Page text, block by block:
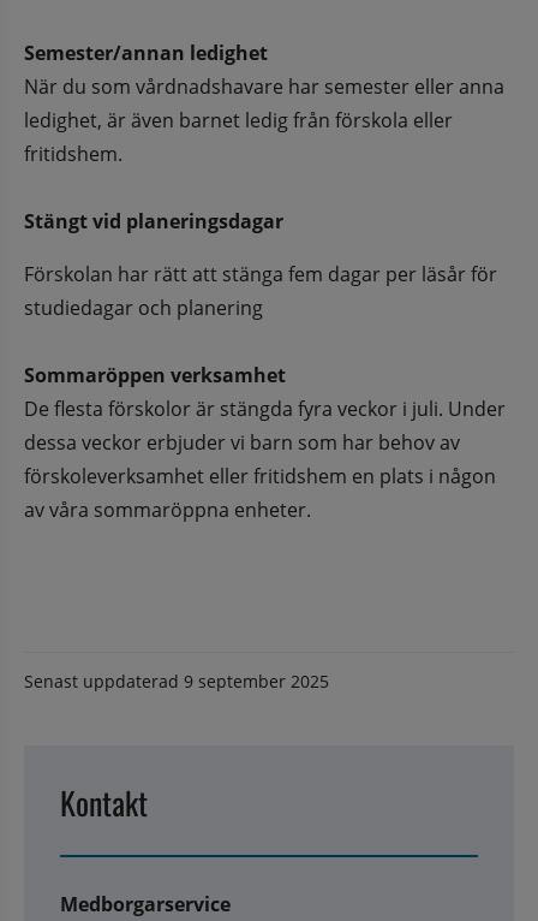
Semester/annan ledighet
När du som vårdnadshavare har semester eller anna
ledighet, är även barnet ledig från förskola eller
fritidshem.
Stängt vid planeringsdagar
Förskolan har rätt att stänga fem dagar per läsår för
studiedagar och planering
Sommaröppen verksamhet
De flesta förskolor är stängda fyra veckor i juli. Under
dessa veckor erbjuder vi barn som har behov av
förskoleverksamhet eller fritidshem en plats i någon
av våra sommaröppna enheter.
Senast uppdaterad 9 september 2025
Kontakt
Medborgarservice